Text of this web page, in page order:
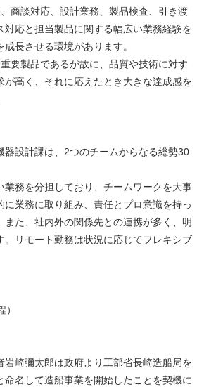
商談対応、設計業務、製品検査、引き渡
対応と担当製品に関する幅広い業務経験を
長させる環境があります。
要製品であるが故に、品質や技術に対す
が高く、それに応えたとき大きな達成感を
器設計課は、2つのチームからなる総勢30
業務を分担しており、チームワークを大事
に業務に取り組み、責任とプロ意識を持っ
また、社内外の関係先との連携が多く、明
。リモート勤務は状況に応じてフレキシブ
岩崎彌太郎は政府より工部省長崎造船局を
命名して造船事業を開始したことを契機に